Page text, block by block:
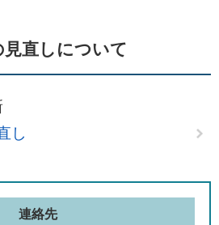
直しについて
し
連絡先